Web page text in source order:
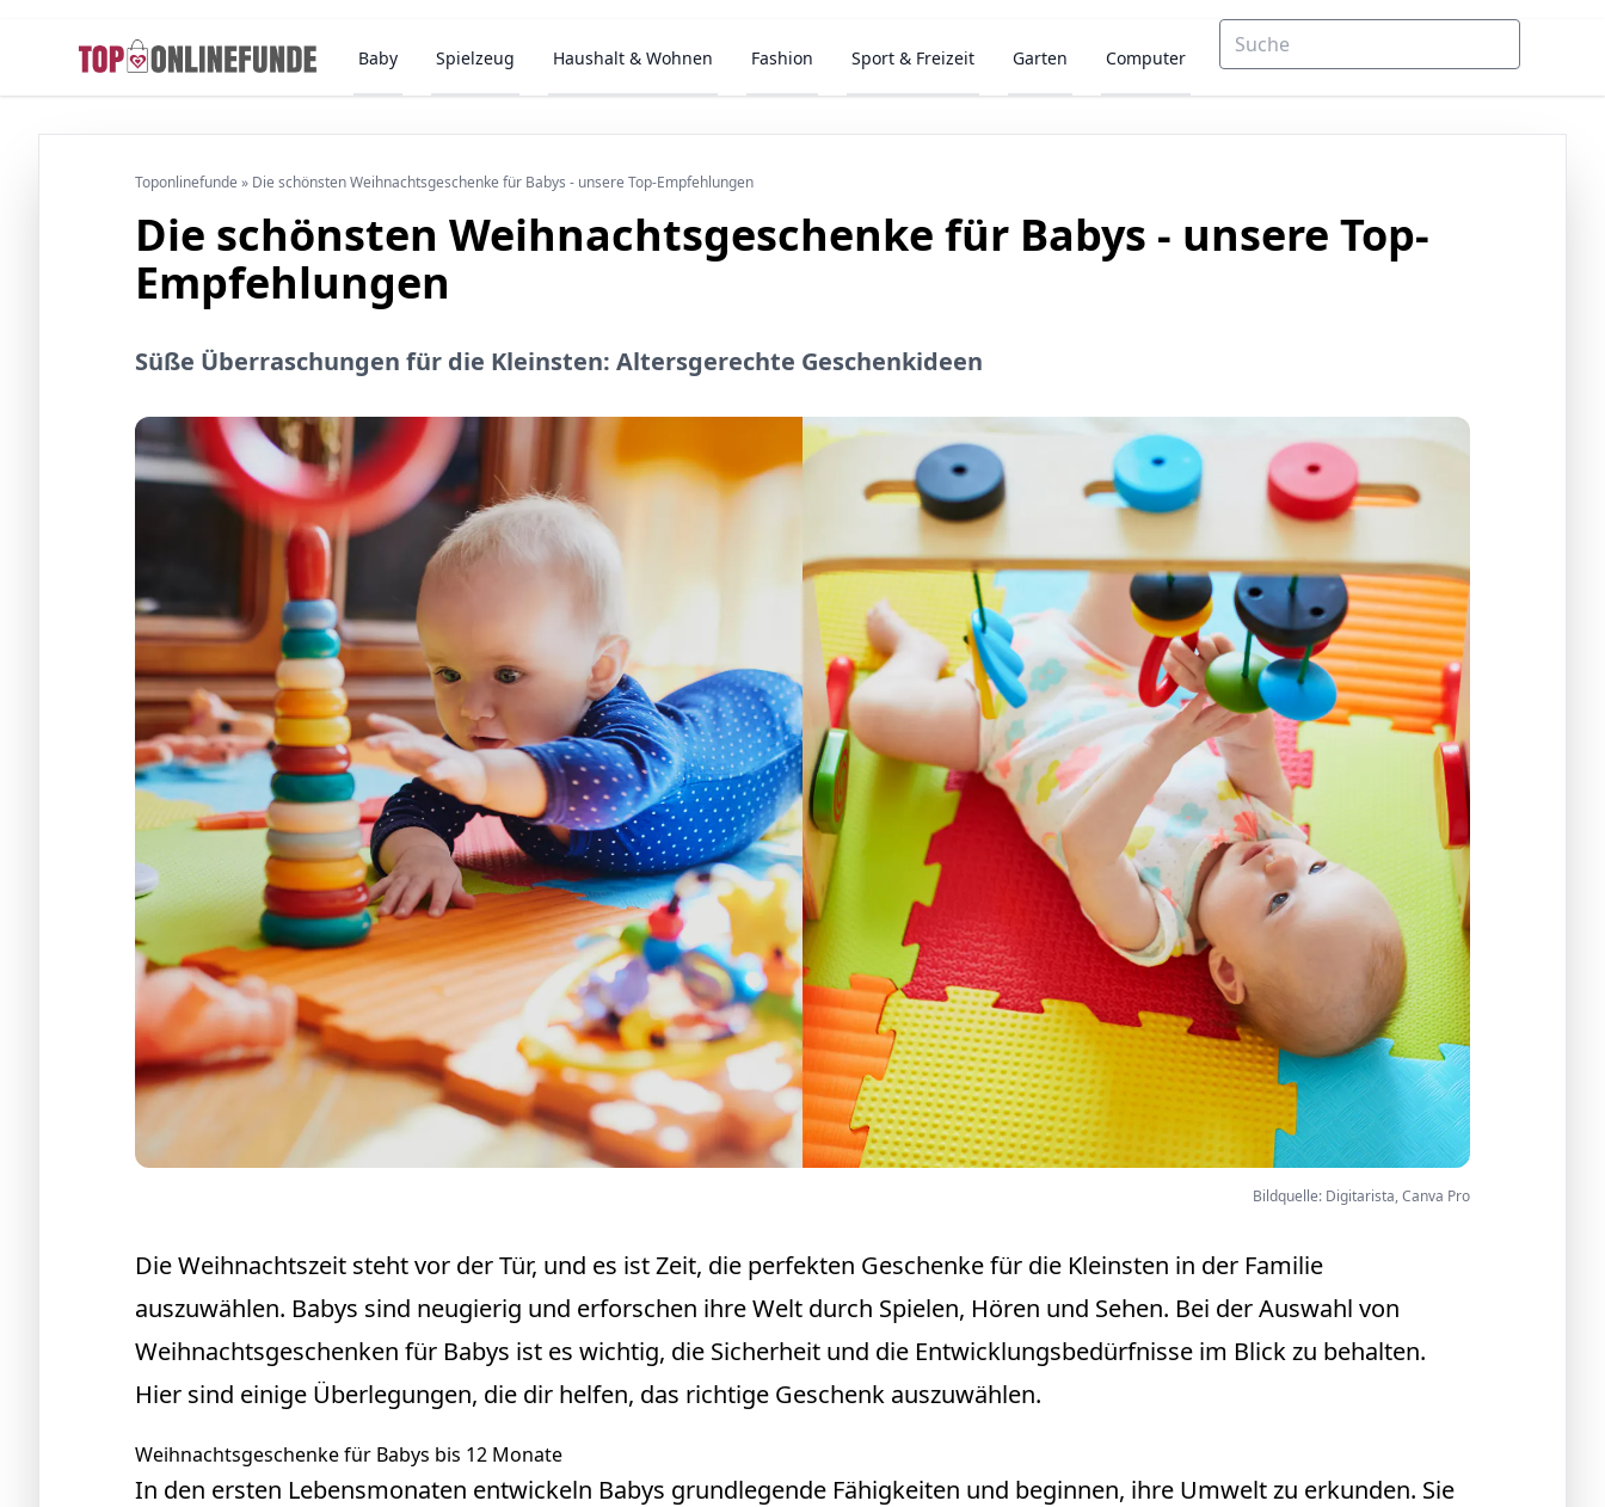
Baby Spielzeug Haushalt & Wohnen Fashion Sport & Freizeit Garten Computer
Toponlinefunde » Die schönsten Weihnachtsgeschenke für Babys - unsere Top-Empfehlungen
Die schönsten Weihnachtsgeschenke für Babys - unsere Top-
Empfehlungen
Süße Überraschungen für die Kleinsten: Altersgerechte Geschenkideen
Bildquelle: Digitarista, Canva Pro
Die Weihnachtszeit steht vor der Tür, und es ist Zeit, die perfekten Geschenke für die Kleinsten in der Familie
auszuwählen. Babys sind neugierig und erforschen ihre Welt durch Spielen, Hören und Sehen. Bei der Auswahl von
Weihnachtsgeschenken für Babys ist es wichtig, die Sicherheit und die Entwicklungsbedürfnisse im Blick zu behalten.
Hier sind einige Überlegungen, die dir helfen, das richtige Geschenk auszuwählen.
Weihnachtsgeschenke für Babys bis 12 Monate
In den ersten Lebensmonaten entwickeln Babys grundlegende Fähigkeiten und beginnen, ihre Umwelt zu erkunden. Sie